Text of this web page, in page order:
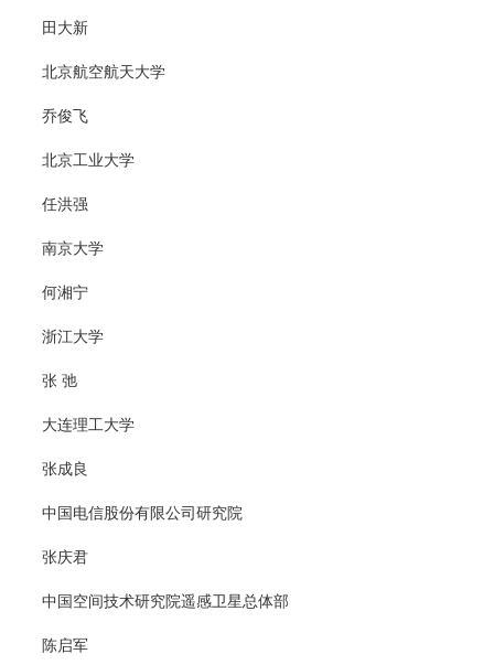
田大新
北京航空航天大学
乔俊飞
北京工业大学
任洪强
南京大学
何湘宁
浙江大学
张 弛
大连理工大学
张成良
中国电信股份有限公司研究院
张庆君
中国空间技术研究院遥感卫星总体部
陈启军